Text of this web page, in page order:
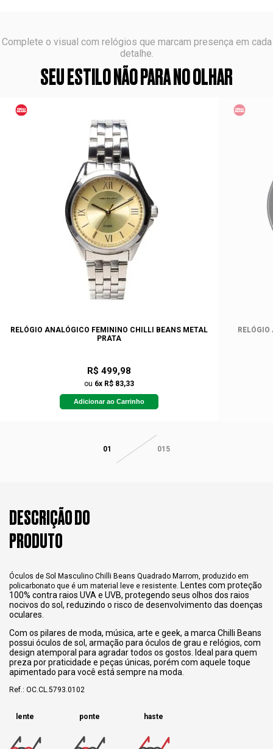
Complete o visual com relógios que marcam presença em cada
detalhe.
SEU ESTILO NÃO PARA NO OLHAR
RELÓGIO ANALÓGICO FEMININO CHILLI BEANS METAL
PRATA
R$ 499,98
ou 6x R$ 83,33
Adicionar ao Carrinho
01 015
DESCRIÇÃO DO
PRODUTO
Óculos de Sol Masculino Chilli Beans Quadrado Marrom, produzido em
policarbonato que é um material leve e resistente. Lentes com proteção
100% contra raios UVA e UVB, protegendo seus olhos dos raios
nocivos do sol, reduzindo o risco de desenvolvimento das doenças
oculares.
Com os pilares de moda, música, arte e geek, a marca Chilli Beans
possui óculos de sol, armação para óculos de grau e relógios, com
design atemporal para agradar todos os gostos. Ideal para quem
preza por praticidade e peças únicas, porém com aquele toque
apimentado para você está sempre na moda.
Ref.: OC.CL.5793.0102
lente ponte haste